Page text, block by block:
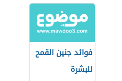
فوائد جنين القمح
للبشرة